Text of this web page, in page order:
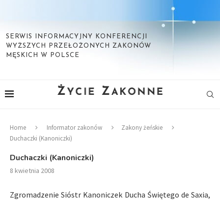
SERWIS INFORMACYJNY KONFERENCJI
WYŻSZYCH PRZEŁOŻONYCH ZAKONÓW
MĘSKICH W POLSCE
Home Informator zakonów
Zakony żeńskie
Duchaczki (Kanoniczki)
Duchaczki (Kanoniczki)
8 kwietnia 2008
Zgromadzenie Sióstr Kanoniczek Ducha Świętego de Saxia,